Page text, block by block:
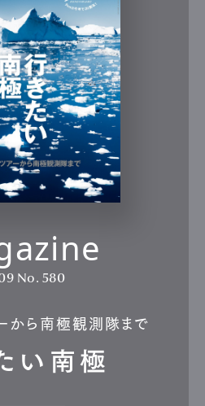
No. 580
から南極観測隊まで
い南極